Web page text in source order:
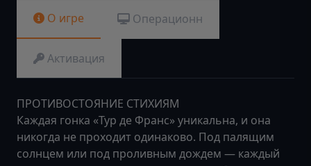
О игре Операционн
Активация
ПРОТИВОСТОЯНИЕ СТИХИЯМ
Каждая гонка «Тур де Франс» уникальна, и она
никогда не проходит одинаково. Под палящим
солнцем или под проливным дождем — каждый